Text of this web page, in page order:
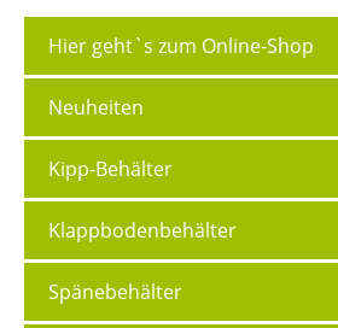
Hier geht`s zum Online-Shop
Neuheiten
Kipp-Behälter
Klappbodenbehälter
Spänebehälter